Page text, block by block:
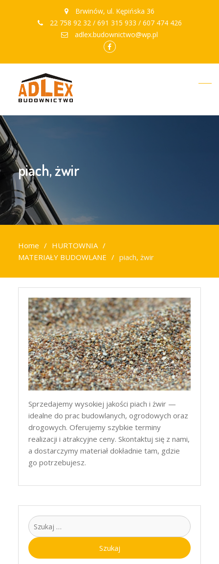
Brwinów, ul. Kępińska 36
22 758 92 32 / 691 315 933 / 607 474 426
adlex.budownictwo@wp.pl
piach, żwir
Home
HURTOWNIA
MATERIAŁY BUDOWLANE
piach, żwir
Sprzedajemy wysokiej jakości piach i żwir —
idealne do prac budowlanych, ogrodowych oraz
drogowych. Oferujemy szybkie terminy
realizacji i atrakcyjne ceny. Skontaktuj się z nami,
a dostarczymy materiał dokładnie tam, gdzie
go potrzebujesz.
Szukaj: